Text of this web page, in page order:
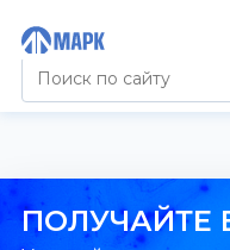
ПОЛУЧАЙТЕ